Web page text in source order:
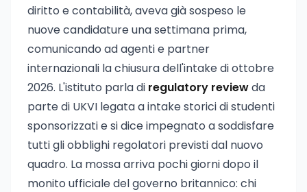
diritto e contabilità, aveva già sospeso le
nuove candidature una settimana prima,
comunicando ad agenti e partner
internazionali la chiusura dell'intake di ottobre
2026. L'istituto parla di regulatory reviewda
parte di UKVI legata a intake storici di studenti
sponsorizzati e si dice impegnato a soddisfare
tutti gli obblighi regolatori previsti dal nuovo
quadro. La mossa arriva pochi giorni dopo il
monito ufficiale del governo britannico: chi